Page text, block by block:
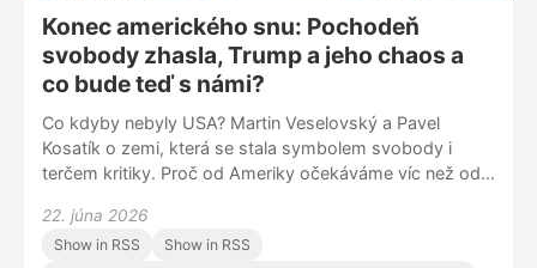
Konec amerického snu: Pochodeň
svobody zhasla, Trump a jeho chaos a
co bude teď s námi?
Co kdyby nebyly USA? Martin Veselovský a Pavel
Kosatík o zemi, která se stala symbolem svobody i
terčem kritiky. Proč od Ameriky očekáváme víc než od
Spojené státy stáhly ze své role světové velmoci? Nebo
se to už děje? A nabízí Donald Trump Americe nějakou
22. júna 2026
Show in RSS
Show in RSS